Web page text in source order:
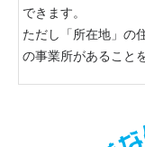
できます。
ただし「所在地」の
の事業所があること